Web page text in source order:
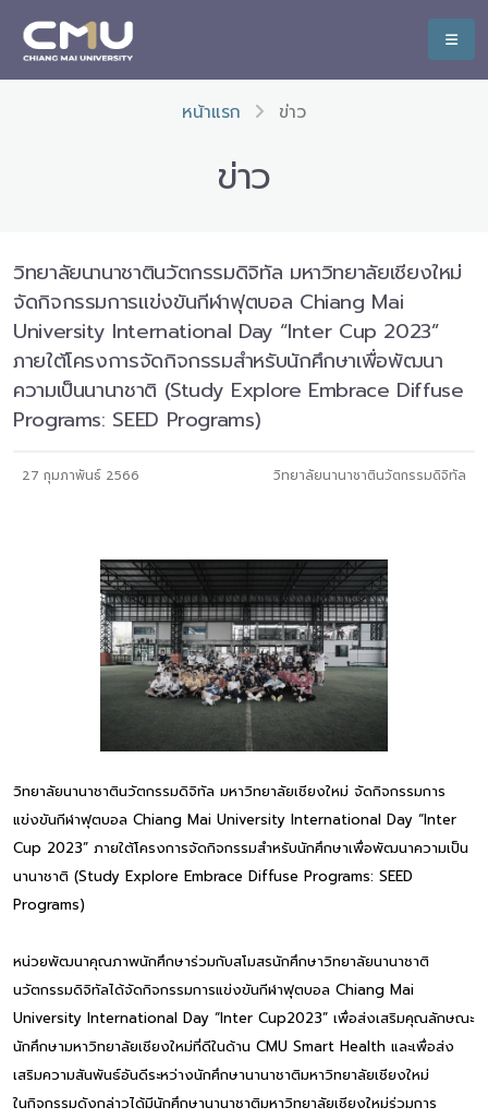
หน้าแรก ข่าว
ข่าว
วิทยาลัยนานาชาตินวัตกรรมดิจิทัล มหาวิทยาลัยเชียงใหม่
จัดกิจกรรมการแข่งขันกีฬาฟุตบอล Chiang Mai
University International Day “Inter Cup 2023”
ภายใต้โครงการจัดกิจกรรมสำหรับนักศึกษาเพื่อพัฒนา
ความเป็นนานาชาติ (Study Explore Embrace Diffuse
Programs: SEED Programs)
27 กุมภาพันธ์ 2566 วิทยาลัยนานาชาตินวัตกรรมดิจิทัล
วิทยาลัยนานาชาตินวัตกรรมดิจิทัล มหาวิทยาลัยเชียงใหม่ จัดกิจกรรมการ
แข่งขันกีฬาฟุตบอล Chiang Mai University International Day “Inter
Cup 2023” ภายใต้โครงการจัดกิจกรรมสำหรับนักศึกษาเพื่อพัฒนาความเป็น
นานาชาติ (Study Explore Embrace Diffuse Programs: SEED
Programs)
หน่วยพัฒนาคุณภาพนักศึกษาร่วมกับสโมสรนักศึกษาวิทยาลัยนานาชาติ
นวัตกรรมดิจิทัลได้จัดกิจกรรมการแข่งขันกีฬาฟุตบอล Chiang Mai
University International Day “Inter Cup2023” เพื่อส่งเสริมคุณลักษณะ
นักศึกษามหาวิทยาลัยเชียงใหม่ที่ดีในด้าน CMU Smart Health และเพื่อส่ง
เสริมความสันพันธ์อันดีระหว่างนักศึกษานานาชาติมหาวิทยาลัยเชียงใหม่
ในกิจกรรมดังกล่าวได้มีนักศึกษานานาชาติมหาวิทยาลัยเชียงใหม่ร่วมการ